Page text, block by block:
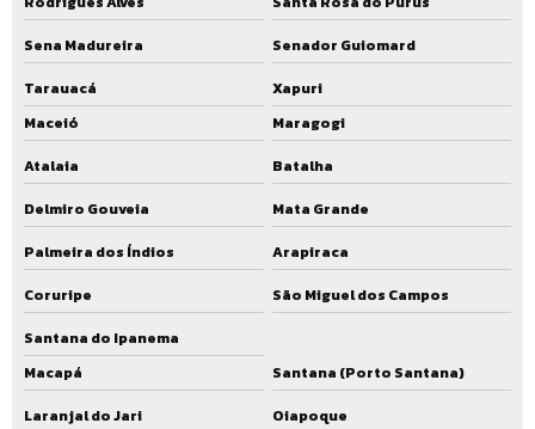
Sena Madureira
Senador Guiomard
Tarauacá
Xapuri
Maceió
Maragogi
Atalaia
Batalha
Delmiro Gouveia
Mata Grande
Palmeira dos Índios
Arapiraca
Coruripe
São Miguel dos Campos
Santana do Ipanema
Macapá
Santana (Porto Santana)
Laranjal do Jari
Oiapoque